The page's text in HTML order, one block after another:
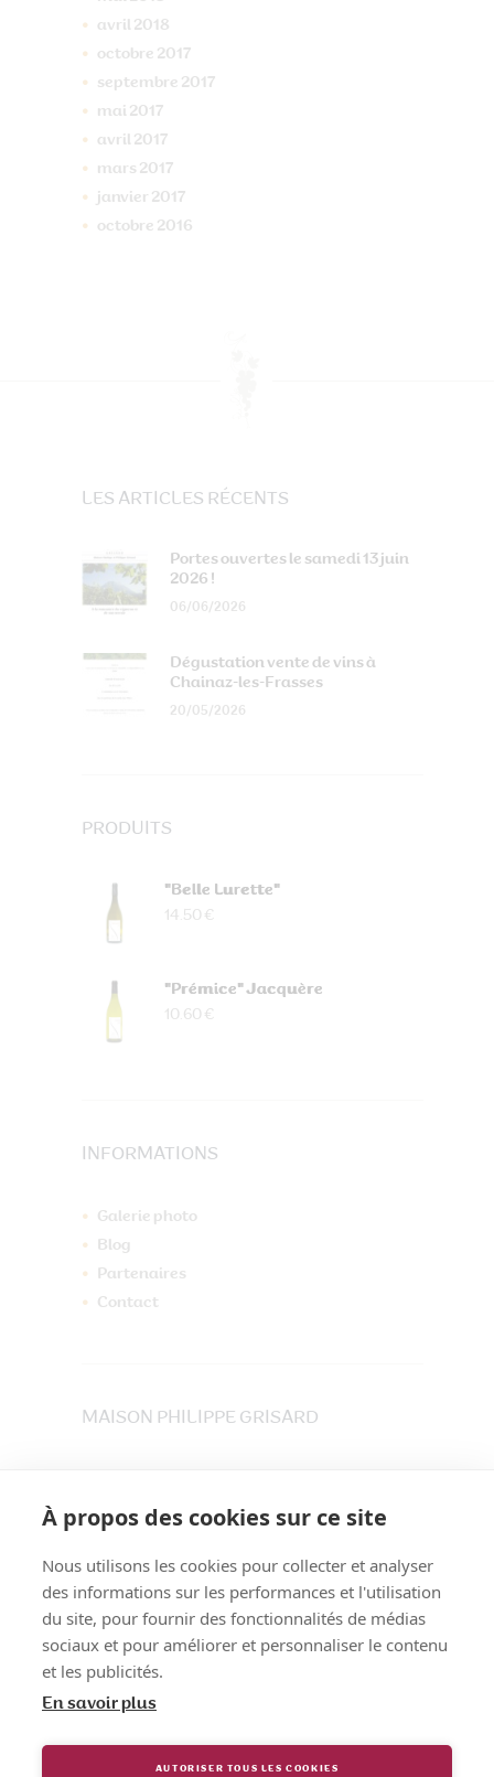
À propos des cookies sur ce site
Nous utilisons les cookies pour collecter et analyser
des informations sur les performances et l'utilisation
du site, pour fournir des fonctionnalités de médias
sociaux et pour améliorer et personnaliser le contenu
et les publicités.
En savoir plus
AUTORISER TOUS LES COOKIES
avril 2018
octobre 2017
septembre 2017
mai 2017
avril 2017
mars 2017
janvier 2017
octobre 2016
LES ARTICLES RÉCENTS
Portes ouvertes le samedi 13 juin
2026 !
06/06/2026
Dégustation vente de vins à
Chainaz-les-Frasses
20/05/2026
PRODUITS
"Belle Lurette"
14.50 €
"Prémice" Jacquère
10.60 €
INFORMATIONS
Galerie photo
Blog
Partenaires
Contact
MAISON PHILIPPE GRISARD
Tél. 04 79 84 30 91